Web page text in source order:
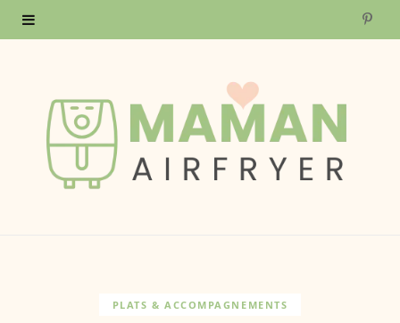
P
PLATS & ACCOMPAGNEMENTS